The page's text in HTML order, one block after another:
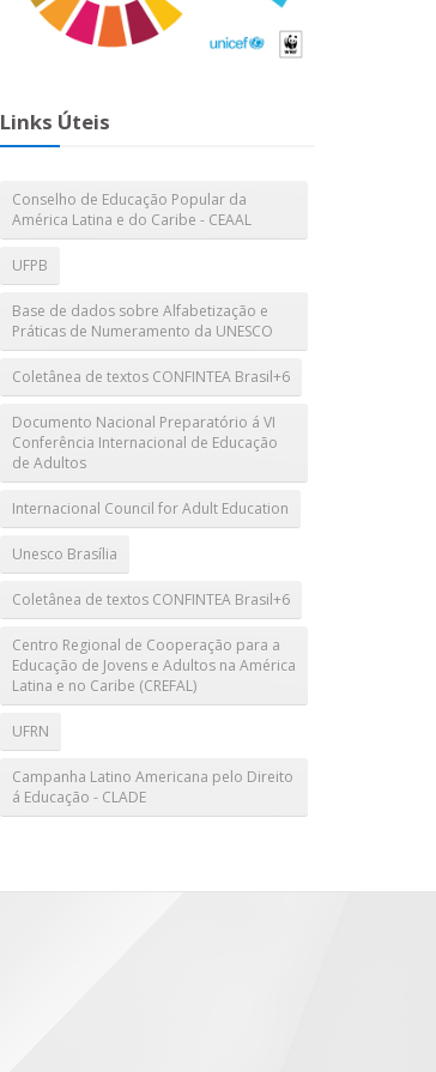
Links Úteis
Conselho de Educação Popular da
América Latina e do Caribe - CEAAL
UFPB
Base de dados sobre Alfabetização e
Práticas de Numeramento da UNESCO
Coletânea de textos CONFINTEA Brasil+6
Documento Nacional Preparatório á VI
Conferência Internacional de Educação
de Adultos
Internacional Council for Adult Education
Unesco Brasília
Coletânea de textos CONFINTEA Brasil+6
Centro Regional de Cooperação para a
Educação de Jovens e Adultos na América
Latina e no Caribe (CREFAL)
UFRN
Campanha Latino Americana pelo Direito
á Educação - CLADE